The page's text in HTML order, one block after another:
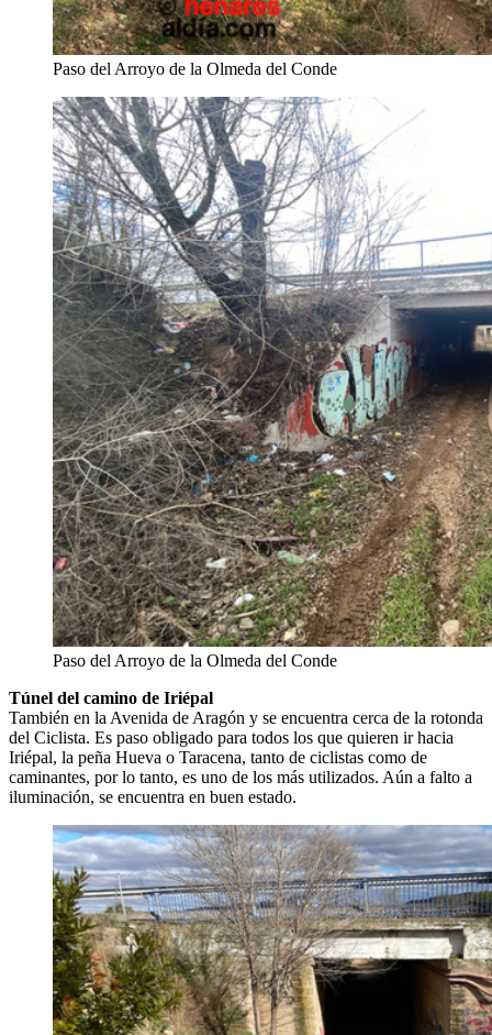
Paso del Arroyo de la Olmeda del Conde
Paso del Arroyo de la Olmeda del Conde
Túnel del camino de Iriépal
También en la Avenida de Aragón y se encuentra cerca de la rotonda
del Ciclista. Es paso obligado para todos los que quieren ir hacia
Iriépal, la peña Hueva o Taracena, tanto de ciclistas como de
caminantes, por lo tanto, es uno de los más utilizados. Aún a falto a
iluminación, se encuentra en buen estado.